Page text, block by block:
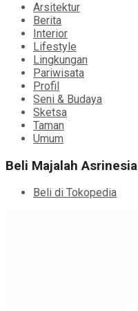
Arsitektur
Berita
Interior
Lifestyle
Lingkungan
Pariwisata
Profil
Seni & Budaya
Sketsa
Taman
Umum
Beli Majalah Asrinesia
Beli di Tokopedia